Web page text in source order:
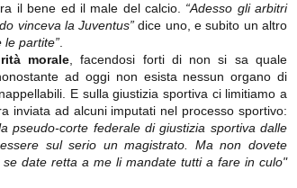
il bene ed il male del calcio.
“Adesso gli arbitri
vinceva la Juventus” dice uno, e subito un altro
le partite”
morale , facendosi forti di non si sa quale
ad oggi non esista nessun organo di
E sulla giustizia sportiva ci limitiamo a
inviata ad alcuni imputati nel processo sportivo:
corte federale di giustizia sportiva dalle
sul serio un magistrato. Ma non dovete
date retta a me li mandate tutti a fare in culo"
- Chievo 1-1
esce con un
punto dallo Juventus
accentuando una crisi
non avere fine.
il gol fortunoso del
sensazione netta è che
sia molto, molto lunga
sbrogliare.